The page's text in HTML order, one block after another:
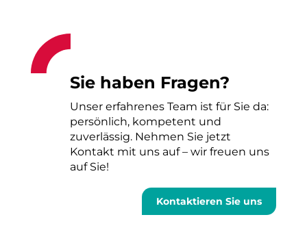
Sie haben Fragen?
Unser erfahrenes Team ist für Sie da:
persönlich, kompetent und
zuverlässig. Nehmen Sie jetzt
Kontakt mit uns auf – wir freuen uns
auf Sie!
Kontaktieren Sie uns